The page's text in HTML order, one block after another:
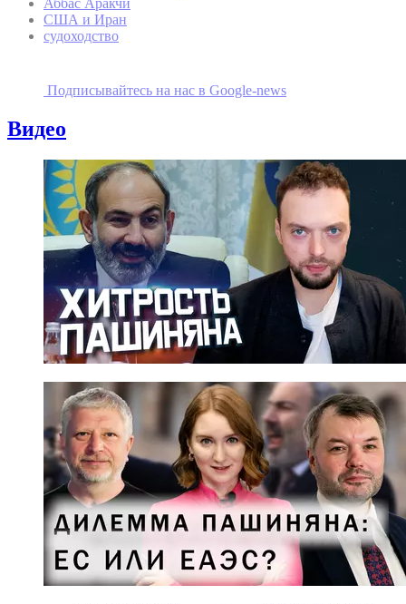
Аббас Аракчи
США и Иран
судоходство
Подписывайтесь на наc в Google-news
Видео